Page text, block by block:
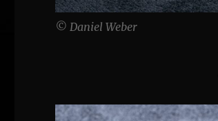
© Daniel Weber